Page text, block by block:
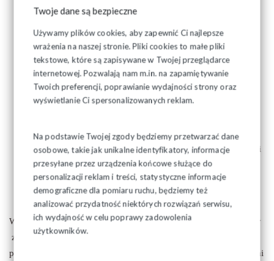
Twoje dane są bezpieczne
Używamy plików cookies, aby zapewnić Ci najlepsze
wrażenia na naszej stronie. Pliki cookies to małe pliki
tekstowe, które są zapisywane w Twojej przeglądarce
internetowej. Pozwalają nam m.in. na zapamiętywanie
Twoich preferencji, poprawianie wydajności strony oraz
wyświetlanie Ci spersonalizowanych reklam.
Na podstawie Twojej zgody będziemy przetwarzać dane
osobowe, takie jak unikalne identyfikatory, informacje
przesyłane przez urządzenia końcowe służące do
personalizacji reklam i treści, statystyczne informacje
demograficzne dla pomiaru ruchu, będziemy też
analizować przydatność niektórych rozwiązań serwisu,
ich wydajność w celu poprawy zadowolenia
użytkowników.
funkcjonowanie;
8.250.000,- zł w celu zabezpieczenia realizacji zmiany
ustawy o PSP ws zmiany zasad naliczania wysługi lat
służby/pracy;
Przedłożenie w projekcie budżetu państwa na rok 2016
lub projekcie ustawy modernizacyjnej kwot
2008-2014;
Przedłożenie propozycji dojścia z 60% do 100% wartości
stawki godzinowej strażaka jako rekompensat za
nadgodziny
W pierwszym etapie akcji, jednostki organizacyjne oraz pojazdy
zostaną oflagowane za pomocą flag naszego związku a
ponadto na obiektach zawieszone zostaną banery z informacjami